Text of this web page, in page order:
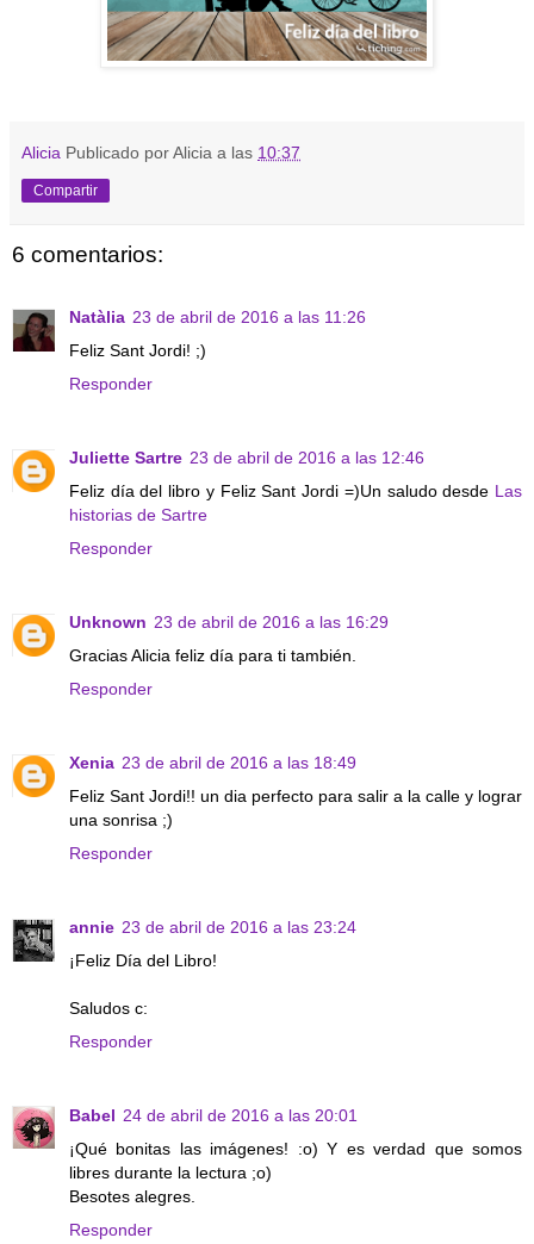
Alicia Publicado por Alicia a las 10:37
Compartir
6 comentarios:
Natàlia 23 de abril de 2016 a las 11:26
Feliz Sant Jordi! ;)
Responder
Juliette Sartre 23 de abril de 2016 a las 12:46
Feliz día del libro y Feliz Sant Jordi =)Un saludo desde Las
historias de Sartre
Responder
Unknown 23 de abril de 2016 a las 16:29
Gracias Alicia feliz día para ti también.
Responder
Xenia 23 de abril de 2016 a las 18:49
Feliz Sant Jordi!! un dia perfecto para salir a la calle y lograr
una sonrisa ;)
Responder
annie 23 de abril de 2016 a las 23:24
¡Feliz Día del Libro!
Saludos c:
Responder
Babel 24 de abril de 2016 a las 20:01
¡Qué bonitas las imágenes! :o) Y es verdad que somos
libres durante la lectura ;o)
Besotes alegres.
Responder